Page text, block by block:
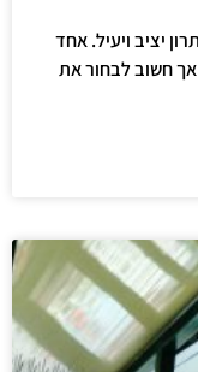
יציב ויעיל. אחד
אך חשוב לבחור את